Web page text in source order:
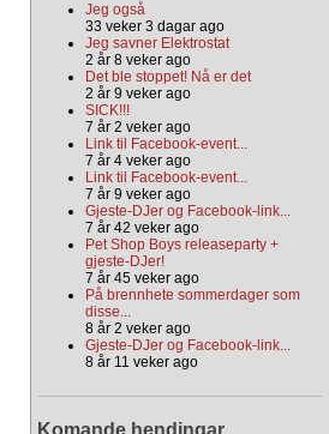
Jeg også
33 veker 3 dagar ago
Jeg savner Elektrostat
2 år 8 veker ago
Det ble stoppet! Nå er det
2 år 9 veker ago
SICK!!!
7 år 2 veker ago
Link til Facebook-event...
7 år 4 veker ago
Link til Facebook-event...
7 år 9 veker ago
Gjeste-DJer og Facebook-link...
7 år 42 veker ago
Pet Shop Boys releaseparty +
gjeste-DJer!
7 år 45 veker ago
På brennhete sommerdager som
disse...
8 år 2 veker ago
Gjeste-DJer og Facebook-link...
8 år 11 veker ago
Komande hendingar